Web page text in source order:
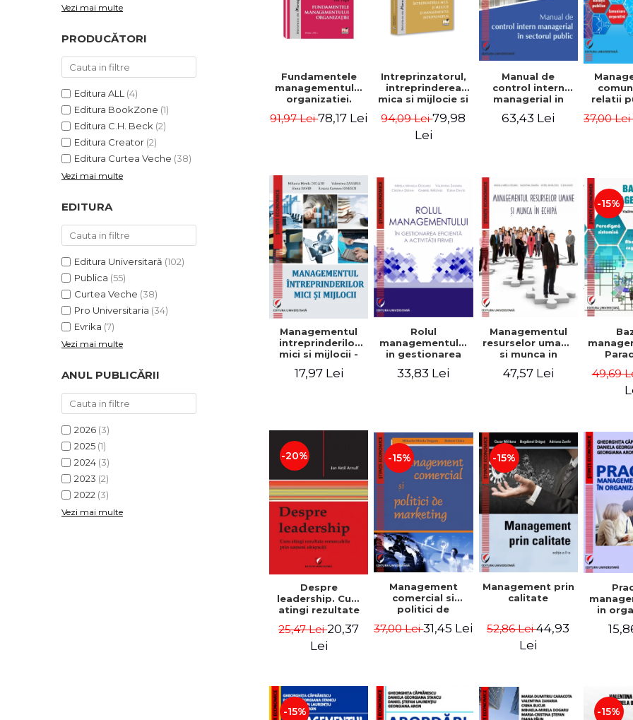
Vezi mai multe
PRODUCĂTORI
Editura ALL (4)
Editura BookZone (1)
Editura C.H. Beck (2)
Editura Creator (2)
Editura Curtea Veche (38)
Vezi mai multe
EDITURA
Editura Universitară (102)
Publica (55)
Curtea Veche (38)
Pro Universitaria (34)
Evrika (7)
Vezi mai multe
ANUL PUBLICĂRII
2026 (3)
2025 (1)
2024 (3)
2023 (2)
2022 (3)
Vezi mai multe
Fundamentele
managementului
organizatiei.
Eugen Burdus,
91,97 Lei78,17 Lei
Intreprinzatorul,
intreprinderea
mica si mijlocie si
intreprenorial -
Ovidiu Nicolescu,
94,09 Lei79,98
Lei
Manual de
control intern
managerial in
sectorul public -
Jean-Pierre
63,43 Lei
relatii
37,00 Lei
Managementul
intreprinderilor
mici si mijlocii -
Elena David,
Mihaela-Mirela
17,97 Lei
Rolul
managementului
in gestionarea
eficienta a
activitatii firmei -
Dogaru,
Valentina Zaharia
33,83 Lei
Managementul
resurselor umane
si munca in
47,57 Lei
-15%
49,69
-20%
Despre
leadership. Cum
atingi rezultate
oameni obisnuiti
25,47 Lei20,37
Lei
-15%
Management
comercial si
politici de
37,00 Lei31,45 Lei
-15%
Management prin
calitate
52,86 Lei44,93
Lei
in
-15% -15%